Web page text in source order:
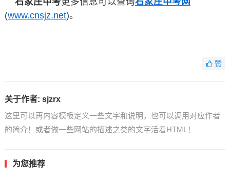
(www.cnsjz.net)。
赞
关于作者: sjzrx
这里可以再内容模板定义一些文字和说明，也可以调用对应作者
的简介！或者做一些网站的描述之类的文字活着HTML！
为您推荐